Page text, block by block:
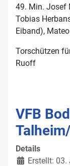
49. Min. Josef
Tobias
Eiband),
Torschützen
Ruoff
VFB
Details
Erstellt: